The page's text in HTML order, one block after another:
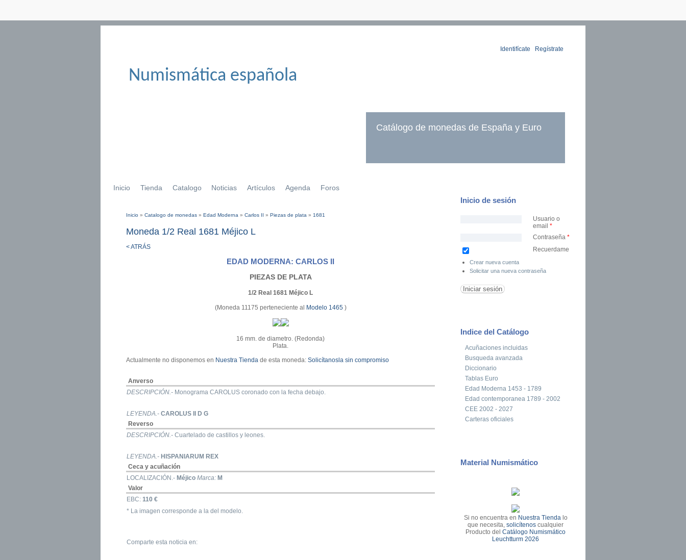
Numismática española
Identifícate Regístrate
Catálogo de monedas de España y Euro
Inicio Tienda Catalogo Noticias Artículos Agenda Foros
Inicio » Catalogo de monedas » Edad Moderna » Carlos II » Piezas de plata » 1681
Moneda 1/2 Real 1681 Méjico L
< ATRÁS
EDAD MODERNA: CARLOS II
PIEZAS DE PLATA
1/2 Real 1681 Méjico L
(Moneda 11175 perteneciente al Modelo 1465 )
16 mm. de diametro. (Redonda)
Plata.
Actualmente no disponemos en Nuestra Tienda de esta moneda: Solicítanosla sin compromiso
Anverso
DESCRIPCIÓN.- Monograma CAROLUS coronado con la fecha debajo.
LEYENDA.- CAROLUS II D G
Reverso
DESCRIPCIÓN.- Cuartelado de castillos y leones.
LEYENDA.- HISPANIARUM REX
Ceca y acuñación
LOCALIZACIÓN.- Méjico Marca: M
Valor
EBC: 110 €
* La imagen corresponde a la del modelo.
Comparte esta noticia en:
Inicio de sesión
Usuario o
email *
Contraseña *
Recuerdame
Crear nueva cuenta
Solicitar una nueva contraseña
Indice del Catálogo
Acuñaciones incluidas
Busqueda avanzada
Diccionario
Tablas Euro
Edad Moderna 1453 - 1789
Edad contemporanea 1789 - 2002
CEE 2002 - 2027
Carteras oficiales
Material Numismático
Si no encuentra en Nuestra Tienda lo
que necesita,solicítenos cualquier
Producto delCatálogo Numismático
Leuchtturm 2026